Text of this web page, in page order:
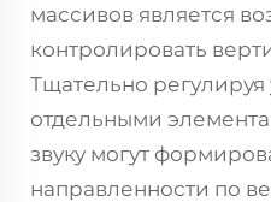
массивов является
контролировать
Тщательно
отдельными
звуку могут
направленности по